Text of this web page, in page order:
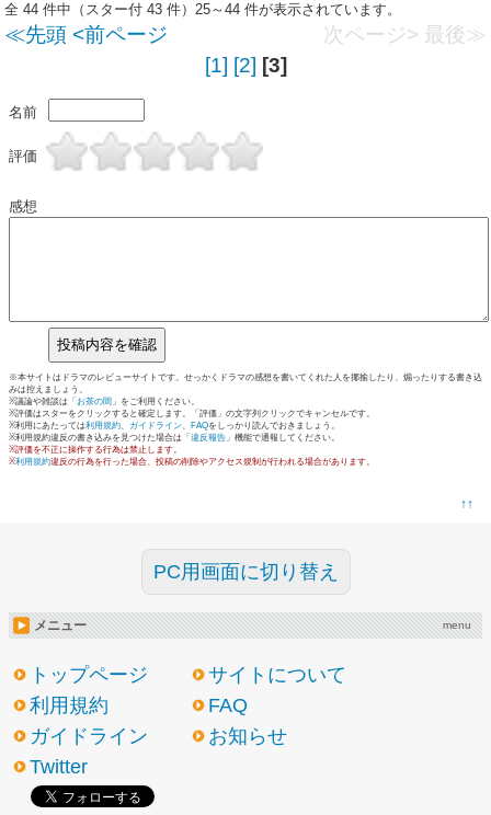
全 44 件中（スター付 43 件）25～44 件が表示されています。
≪先頭 <前ページ 次ページ> 最後≫
[1] [2] [3]
名前
評価
感想
※本サイトはドラマのレビューサイトです。せっかくドラマの感想を書いてくれた人を揶揄したり、煽ったりする書き込
みは控えましょう。
※議論や雑談は「 お茶の間 」をご利用ください。
※評価はスターをクリックすると確定します。「評価」の文字列クリックでキャンセルです。
※利用にあたっては利用規約、 ガイドライン、 FAQをしっかり読んでおきましょう。
※利用規約違反の書き込みを見つけた場合は「 違反報告 」機能で通報してください。
※評価を不正に操作する行為は禁止します。
※利用規約違反の行為を行った場合、投稿の削除やアクセス規制が行われる場合があります。
↑↑
PC用画面に切り替え
メニュー menu
トップページ
サイトについて
利用規約
FAQ
ガイドライン
お知らせ
Twitter